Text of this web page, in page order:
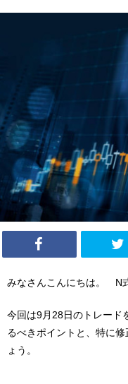
みなさんこんにちは。 N
今回は9月28日のトレード
るべきポイントと、特に
ょう。